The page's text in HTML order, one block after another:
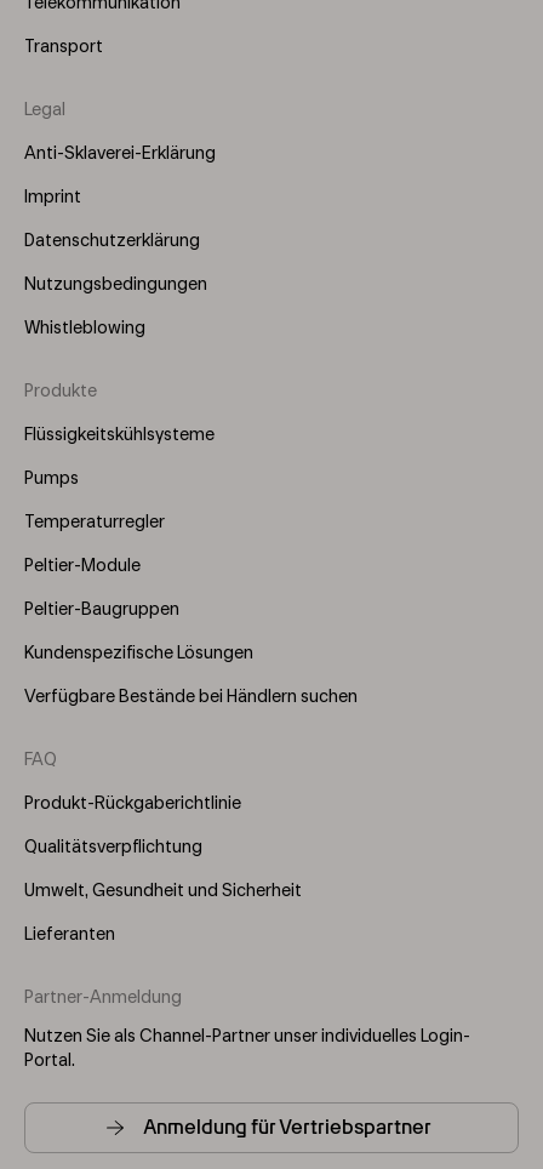
Telekommunikation
Transport
Legal
Anti-Sklaverei-Erklärung
Imprint
Datenschutzerklärung
Nutzungsbedingungen
Whistleblowing
Footer
Menu
Produkte
Flüssigkeitskühlsysteme
Pumps
Temperaturregler
Peltier-Module
Peltier-Baugruppen
Kundenspezifische Lösungen
Verfügbare Bestände bei Händlern suchen
FAQ
Produkt-Rückgaberichtlinie
Qualitätsverpflichtung
Umwelt, Gesundheit und Sicherheit
Lieferanten
Partner-Anmeldung
Nutzen Sie als Channel-Partner unser individuelles Login-
Portal.
Anmeldung für Vertriebspartner